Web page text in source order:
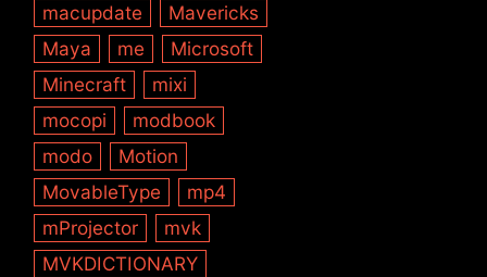
macupdate
Mavericks
Maya
me
Microsoft
Minecraft
mixi
mocopi
modbook
modo
Motion
MovableType
mp4
mProjector
mvk
MVKDICTIONARY